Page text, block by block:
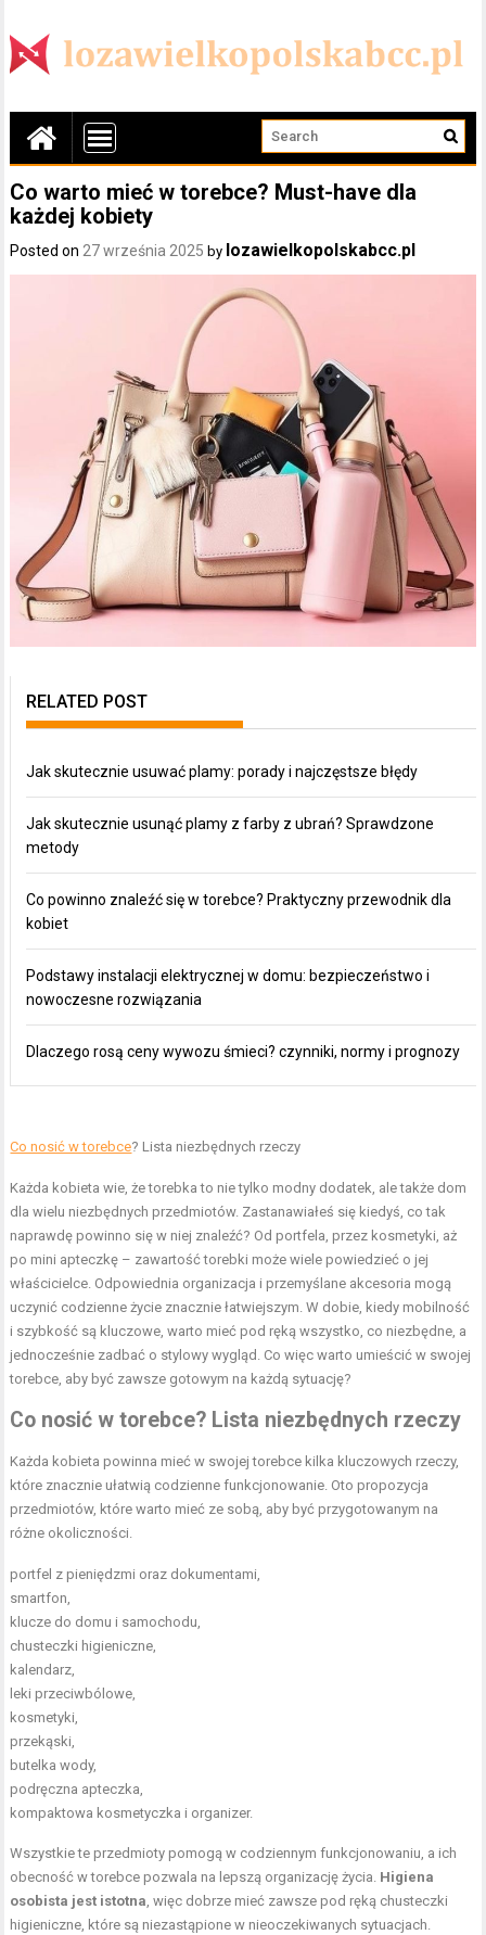
Co warto mieć w torebce? Must-have dla
każdej kobiety
Posted on 27 września 2025 by lozawielkopolskabcc.pl
RELATED POST
Jak skutecznie usuwać plamy: porady i najczęstsze błędy
Jak skutecznie usunąć plamy z farby z ubrań? Sprawdzone
metody
Co powinno znaleźć się w torebce? Praktyczny przewodnik dla
kobiet
Podstawy instalacji elektrycznej w domu: bezpieczeństwo i
nowoczesne rozwiązania
Dlaczego rosą ceny wywozu śmieci? czynniki, normy i prognozy
Co nosić w torebce? Lista niezbędnych rzeczy
Każda kobieta wie, że torebka to nie tylko modny dodatek, ale także dom
dla wielu niezbędnych przedmiotów. Zastanawiałeś się kiedyś, co tak
naprawdę powinno się w niej znaleźć? Od portfela, przez kosmetyki, aż
po mini apteczkę – zawartość torebki może wiele powiedzieć o jej
właścicielce. Odpowiednia organizacja i przemyślane akcesoria mogą
uczynić codzienne życie znacznie łatwiejszym. W dobie, kiedy mobilność
i szybkość są kluczowe, warto mieć pod ręką wszystko, co niezbędne, a
jednocześnie zadbać o stylowy wygląd. Co więc warto umieścić w swojej
torebce, aby być zawsze gotowym na każdą sytuację?
Co nosić w torebce? Lista niezbędnych rzeczy
Każda kobieta powinna mieć w swojej torebce kilka kluczowych rzeczy,
które znacznie ułatwią codzienne funkcjonowanie. Oto propozycja
przedmiotów, które warto mieć ze sobą, aby być przygotowanym na
różne okoliczności.
portfel z pieniędzmi oraz dokumentami,
smartfon,
klucze do domu i samochodu,
chusteczki higieniczne,
kalendarz,
leki przeciwbólowe,
kosmetyki,
przekąski,
butelka wody,
podręczna apteczka,
kompaktowa kosmetyczka i organizer.
Wszystkie te przedmioty pomogą w codziennym funkcjonowaniu, a ich
obecność w torebce pozwala na lepszą organizację życia. Higiena
osobista jest istotna, więc dobrze mieć zawsze pod ręką chusteczki
higieniczne, które są niezastąpione w nieoczekiwanych sytuacjach.